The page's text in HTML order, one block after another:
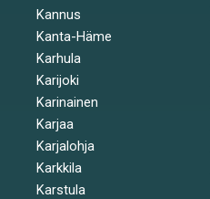
Kannus
Kanta-Häme
Karhula
Karijoki
Karinainen
Karjaa
Karjalohja
Karkkila
Karstula